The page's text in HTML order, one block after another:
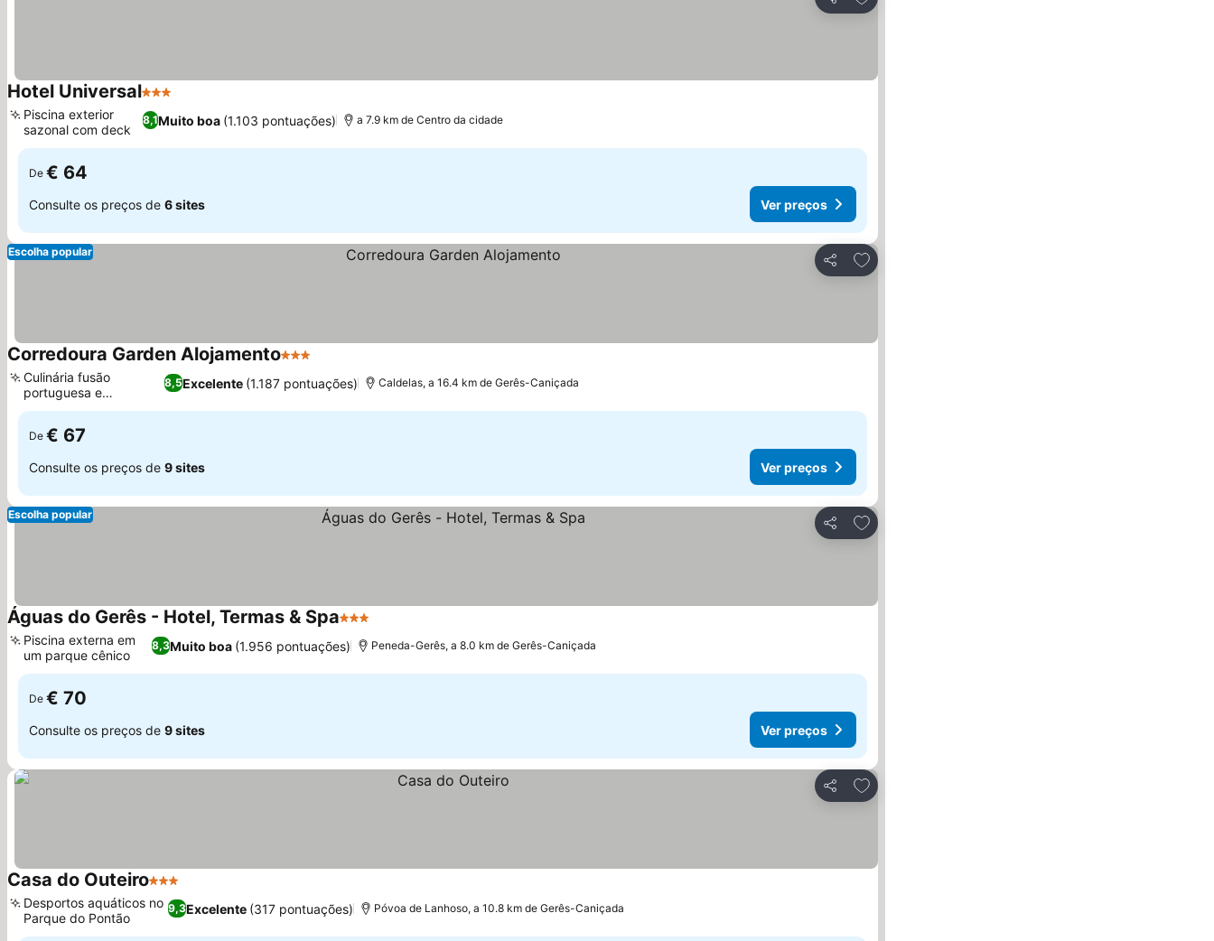
Partilhar
Hotel Universal3 Estrelas
8,1Muito boa (1.103 pontuações)
Piscina exterior
sazonal com deck
a 7.9 km de Centro da cidade
De € 64
Consulte os preços de 6 sites Ver preços
Partilhar
Adicionar aos favoritos
Escolha popular
Corredoura Garden Alojamento3 Estrelas
8,5Excelente (1.187 pontuações)
Culinária fusão
portuguesa e
internacional
Caldelas, a 16.4 km de Gerês-Caniçada
De € 67
Consulte os preços de 9 sites Ver preços
Partilhar
Adicionar aos favoritos
Escolha popular
Águas do Gerês - Hotel, Termas & Spa3 Estrelas
8,3Muito boa (1.956 pontuações)
Piscina externa em
um parque cênico
Peneda-Gerês, a 8.0 km de Gerês-Caniçada
De € 70
Consulte os preços de 9 sites Ver preços
Partilhar
Adicionar aos favoritos
Casa do Outeiro3 Estrelas
9,3Excelente (317 pontuações)
Desportos aquáticos no
Parque do Pontão
Póvoa de Lanhoso, a 10.8 km de Gerês-Caniçada